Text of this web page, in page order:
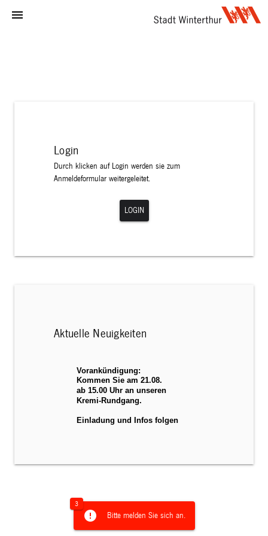
menu
Login
Durch klicken auf Login werden sie zum
Anmeldeformular weitergeleitet.
LOGIN
Aktuelle Neuigkeiten
Bitte melden Sie sich an.
3